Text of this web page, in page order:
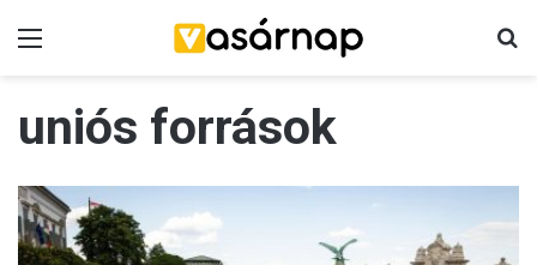
uniós források